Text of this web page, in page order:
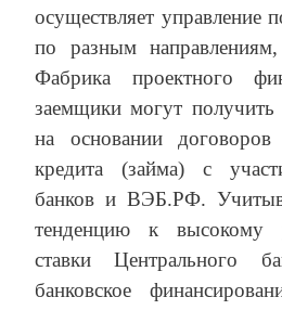
осуществляет управление
по разным
Фабрика проектного
заемщики могут получить
на основании договоров
кредита (займа) с
банков и ВЭБ.РФ.
тенденцию к высокому
ставки Центрального
банковское